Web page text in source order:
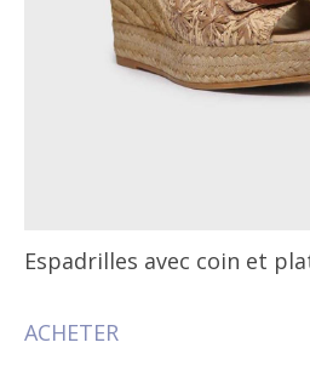
Espadrilles avec coin et
ACHETER